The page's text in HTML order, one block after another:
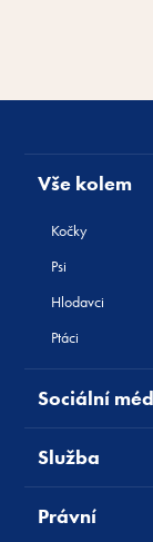
Vše kolem
Kočky
Psi
Hlodavci
Ptáci
Sociální
Služba
Právní